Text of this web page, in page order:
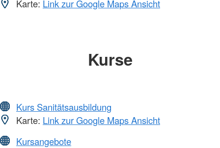
Karte: Link zur Google Maps Ansicht
Kurse
Kurs Sanitätsausbildung
Karte: Link zur Google Maps Ansicht
Kursangebote